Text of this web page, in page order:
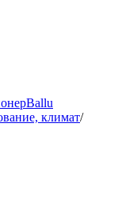
Ballu
климат/